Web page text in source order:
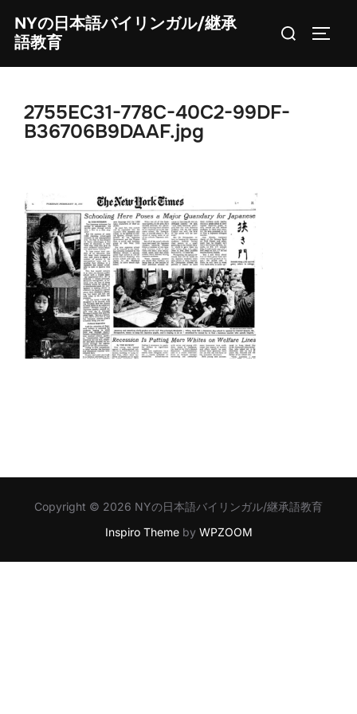
content
NYの日本語バイリンガル/継承
語教育
Search
2755EC31-778C-40C2-99DF-
B36706B9DAAF.jpg
Copyright © 2026 NYの日本語バイリンガル/継承語教育
Inspiro Themeby WPZOOM